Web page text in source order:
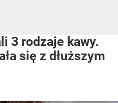
3 rodzaje kawy.
się z dłuższym